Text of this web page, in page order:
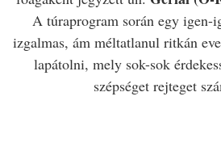
A túraprogram során egy igen-
izgalmas, ám méltatlanul ritkán
lapátolni, mely sok-sok
szépséget rejteget